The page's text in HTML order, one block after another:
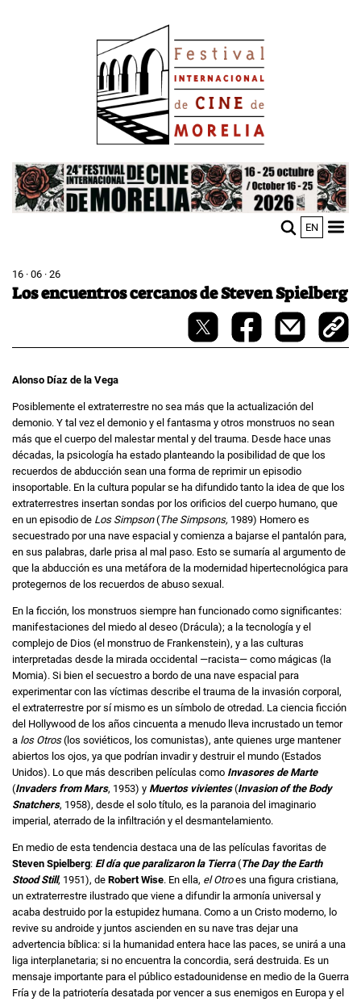
Image
EN
16 · 06 · 26
Los encuentros cercanos de Steven Spielberg
Alonso Díaz de la Vega
Posiblemente el extraterrestre no sea más que la actualización del
demonio. Y tal vez el demonio y el fantasma y otros monstruos no sean
más que el cuerpo del malestar mental y del trauma. Desde hace unas
décadas, la psicología ha estado planteando la posibilidad de que los
recuerdos de abducción sean una forma de reprimir un episodio
insoportable. En la cultura popular se ha difundido tanto la idea de que los
extraterrestres insertan sondas por los orificios del cuerpo humano, que
en un episodio de Los Simpson(The Simpsons, 1989) Homero es
secuestrado por una nave espacial y comienza a bajarse el pantalón para,
en sus palabras, darle prisa al mal paso. Esto se sumaría al argumento de
que la abducción es una metáfora de la modernidad hipertecnológica para
protegernos de los recuerdos de abuso sexual.
En la ficción, los monstruos siempre han funcionado como significantes:
manifestaciones del miedo al deseo (Drácula); a la tecnología y el
complejo de Dios (el monstruo de Frankenstein), y a las culturas
interpretadas desde la mirada occidental —racista— como mágicas (la
Momia). Si bien el secuestro a bordo de una nave espacial para
experimentar con las víctimas describe el trauma de la invasión corporal,
el extraterrestre por sí mismo es un símbolo de otredad. La ciencia ficción
del Hollywood de los años cincuenta a menudo lleva incrustado un temor
a los Otros(los soviéticos, los comunistas), ante quienes urge mantener
abiertos los ojos, ya que podrían invadir y destruir el mundo (Estados
Unidos). Lo que más describen películas como Invasores de Marte
(Invaders from Mars, 1953) y Muertos vivientes(Invasion of the Body
Snatchers, 1958), desde el solo título, es la paranoia del imaginario
imperial, aterrado de la infiltración y el desmantelamiento.
En medio de esta tendencia destaca una de las películas favoritas de
Steven Spielberg: El día que paralizaron la Tierra(The Day the Earth
Stood Still, 1951), de Robert Wise. En ella, el Otroes una figura cristiana,
un extraterrestre ilustrado que viene a difundir la armonía universal y
acaba destruido por la estupidez humana. Como a un Cristo moderno, lo
revive su androide y juntos ascienden en su nave tras dejar una
advertencia bíblica: si la humanidad entera hace las paces, se unirá a una
liga interplanetaria; si no encuentra la concordia, será destruida. Es un
mensaje importante para el público estadounidense en medio de la Guerra
Fría y de la patriotería desatada por vencer a sus enemigos en Europa y el